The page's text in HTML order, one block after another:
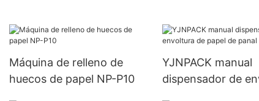
Máquina de relleno de
huecos de papel NP-P10
YJNPACK manual
dispensador de